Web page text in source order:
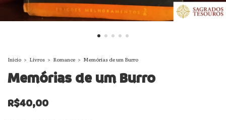
Início > Livros > Romance > Memórias de um Burro
Memórias de um Burro
R$40,00